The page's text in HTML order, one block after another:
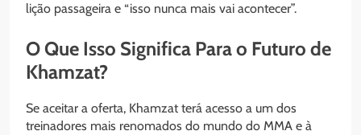
lição passageira e “isso nunca mais vai acontecer”.
O Que Isso Significa Para o Futuro de
Khamzat?
Se aceitar a oferta, Khamzat terá acesso a um dos
treinadores mais renomados do mundo do MMA e à